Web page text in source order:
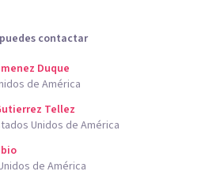
contactar
Duque
de América
Tellez
Unidos de América
de América